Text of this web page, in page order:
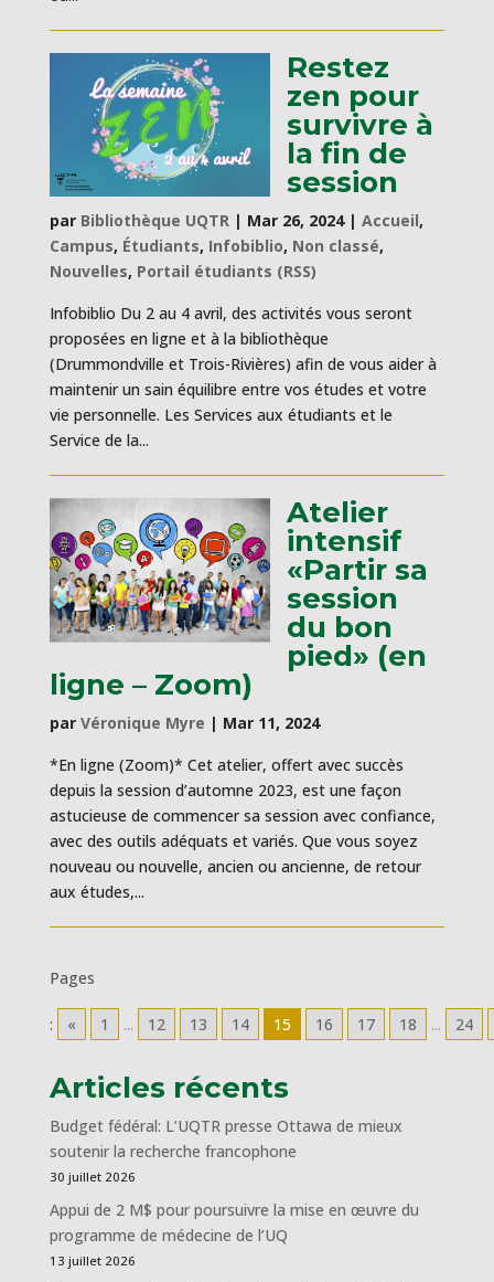
Restez
zen pour
survivre à
la fin de
session
par Bibliothèque UQTR| Mar 26, 2024| Accueil,
Campus, Étudiants, Infobiblio, Non classé,
Nouvelles, Portail étudiants (RSS)
Infobiblio Du 2 au 4 avril, des activités vous seront
proposées en ligne et à la bibliothèque
(Drummondville et Trois-Rivières) afin de vous aider à
maintenir un sain équilibre entre vos études et votre
vie personnelle. Les Services aux étudiants et le
Service de la...
Atelier
intensif
«Partir sa
session
du bon
pied» (en
ligne – Zoom)
par Véronique Myre | Mar 11, 2024
*En ligne (Zoom)* Cet atelier, offert avec succès
depuis la session d’automne 2023, est une façon
astucieuse de commencer sa session avec confiance,
avec des outils adéquats et variés. Que vous soyez
nouveau ou nouvelle, ancien ou ancienne, de retour
aux études,...
Pages
: « 1 ... 12 13 14 15 16 17 18 ... 24
Articles récents
Budget fédéral: L’UQTR presse Ottawa de mieux
soutenir la recherche francophone
30 juillet 2026
Appui de 2 M$ pour poursuivre la mise en œuvre du
programme de médecine de l’UQ
13 juillet 2026